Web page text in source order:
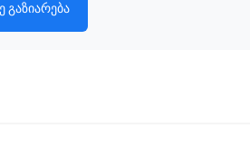
გაზიარება